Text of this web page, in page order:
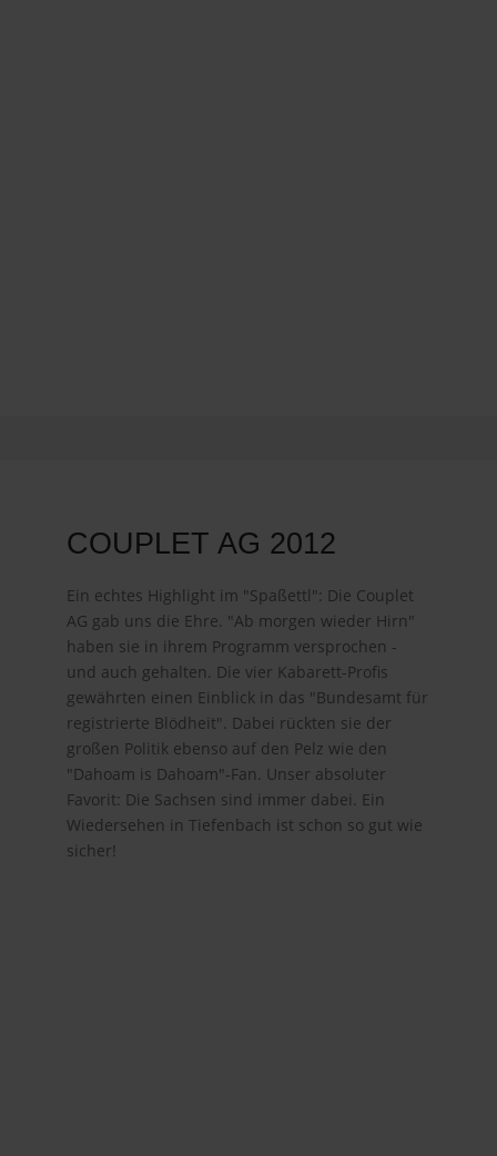
COUPLET AG 2012
Ein echtes Highlight im "Spaßettl": Die Couplet
AG gab uns die Ehre. "Ab morgen wieder Hirn"
haben sie in ihrem Programm versprochen -
und auch gehalten. Die vier Kabarett-Profis
gewährten einen Einblick in das "Bundesamt für
registrierte Blödheit". Dabei rückten sie der
großen Politik ebenso auf den Pelz wie den
"Dahoam is Dahoam"-Fan. Unser absoluter
Favorit: Die Sachsen sind immer dabei. Ein
Wiedersehen in Tiefenbach ist schon so gut wie
sicher!